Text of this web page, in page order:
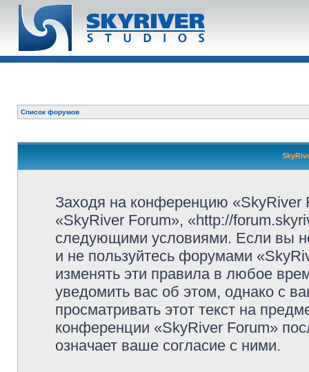
Список форумов
Заходя на конференцию
«SkyRiver Forum», «http://
следующими условиями. Если вы
и не пользуйтесь форумами
изменять эти правила в любое
уведомить вас об этом, однако с
просматривать этот текст на
конференции «SkyRiver Forum»
означает ваше согласие с ними.